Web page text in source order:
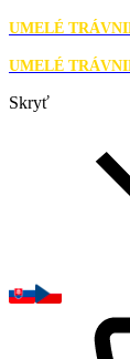
UMELÉ
UMELÉ
Skryť